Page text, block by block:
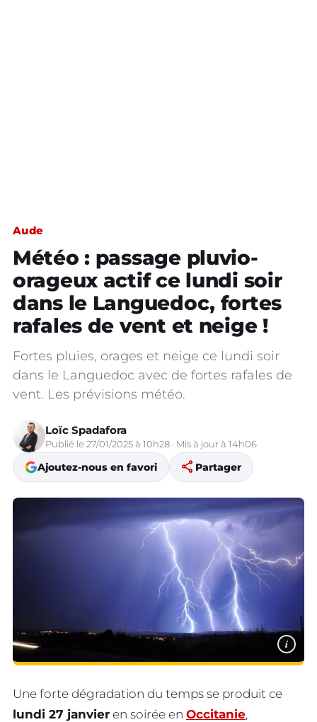
Aude
Météo : passage pluvio-
orageux actif ce lundi soir
dans le Languedoc, fortes
rafales de vent et neige !
Fortes pluies, orages et neige ce lundi soir
dans le Languedoc avec de fortes rafales de
vent. Les prévisions météo.
Loïc Spadafora
Publié le 27/01/2025 à 10h28 · Mis à jour à 14h06
Ajoutez-nous en favori share Partager
i
Une forte dégradation du temps se produit ce
lundi 27 janvier en soirée en Occitanie,